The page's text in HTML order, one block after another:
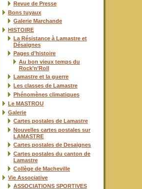
Revue de Presse
Bons tuyaux
Galerie Marchande
HISTOIRE
La Résistance à Lamastre et
Désaignes
Pages d’histoire
Au bon vieux temps du
Rock’n’Roll
Lamastre et la guerre
Les classes de Lamastre
Phénomènes climatiques
Le MASTROU
Galerie
Cartes postales de Lamastre
Nouvelles cartes postales sur
LAMASTRE
Cartes postales de Desaignes
Cartes postales du canton de
Lamastre
Collège de Macheville
Vie Associative
ASSOCIATIONS SPORTIVES